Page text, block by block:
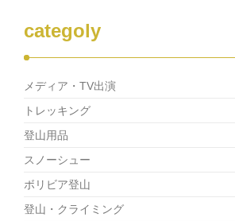
categoly
メディア・TV出演
トレッキング
登山用品
スノーシュー
ボリビア登山
登山・クライミング